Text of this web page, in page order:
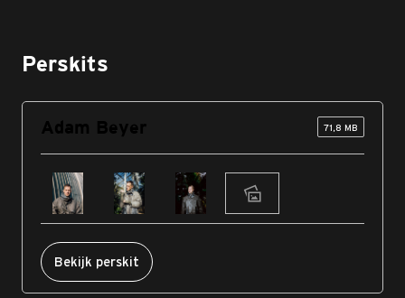
Perskits
Adam Beyer 71,8 MB
Bekijk perskit